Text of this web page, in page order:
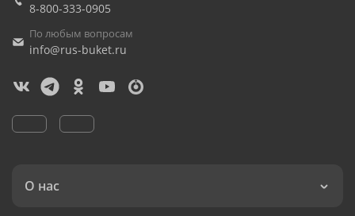
8-800-333-0905
По любым вопросам
info@rus-buket.ru
О нас